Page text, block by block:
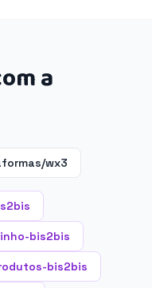
a
wx3
bis2bis
bis2bis